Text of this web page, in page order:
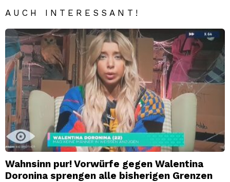
AUCH INTERESSANT!
Wahnsinn pur! Vorwürfe gegen Walentina
Doronina sprengen alle bisherigen Grenzen